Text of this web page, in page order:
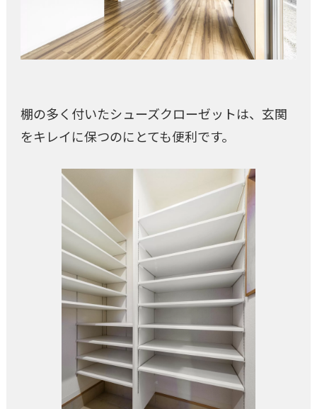
棚の多く付いたシューズクローゼットは、玄関
をキレイに保つのにとても便利です。